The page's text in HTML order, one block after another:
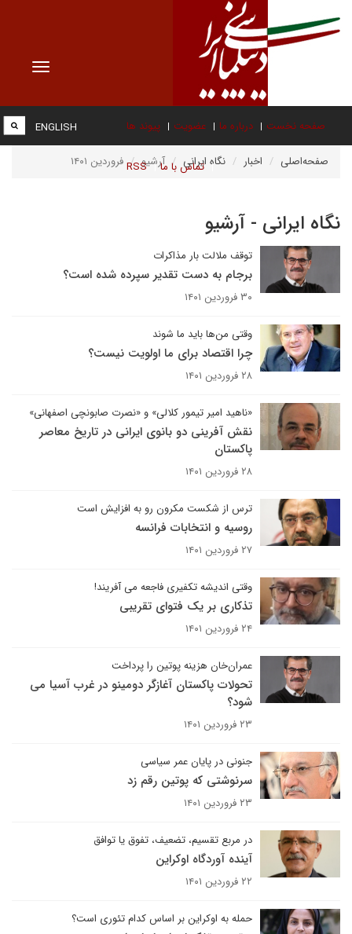
Toggle
صفحه نخست درباره ما عضویت پیوند ها
تماس با ما RSS
ENGLISH
صفحه‌اصلی اخبار نگاه ایرانی آرشیو فروردین ۱۴۰۱
نگاه ایرانی - آرشیو
توقف ملالت بار مذاکرات
برجام به دست تقدیر سپرده شده است؟
۳۰ فروردین ۱۴۰۱
وقتی من‌ها باید ما شوند
چرا اقتصاد برای ما اولویت نیست؟
۲۸ فروردین ۱۴۰۱
«ناهید امیر تیمور کلالی» و «نصرت صابونچی اصفهانی»
نقش آفرینی دو بانوی ایرانی در تاریخ معاصر
پاکستان
۲۸ فروردین ۱۴۰۱
ترس از شکست مکرون رو به افزایش است
روسیه و انتخابات فرانسه
۲۷ فروردین ۱۴۰۱
وقتی اندیشه تکفیری فاجعه می آفریند!
تذکاری بر یک فتوای تقریبی
۲۴ فروردین ۱۴۰۱
عمران‌خان هزینه پوتین را پرداخت
تحولات پاکستان آغازگر دومینو در غرب آسیا می
شود؟
۲۳ فروردین ۱۴۰۱
جنونی در پایان عمر سیاسی
سرنوشتی که پوتین رقم زد
۲۳ فروردین ۱۴۰۱
در مربع تقسیم، تضعیف، تفوق یا توافق
آینده آوردگاه اوکراین
۲۲ فروردین ۱۴۰۱
حمله به اوکراین بر اساس کدام تئوری است؟